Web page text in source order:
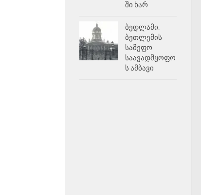
ში ხარ
ბედლამი:
ბეთლემის
სამეფო
საავადმყოფო
ს ამბავი